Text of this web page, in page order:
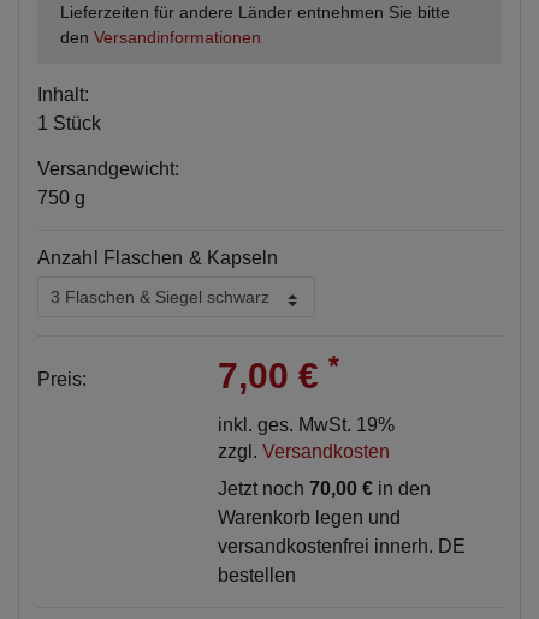
Lieferzeiten für andere Länder entnehmen Sie bitte
den Versandinformationen
Inhalt:
1 Stück
Versandgewicht:
750 g
Anzahl Flaschen & Kapseln
Preis: 7,00 € *
inkl. ges. MwSt. 19%
zzgl. Versandkosten
Jetzt noch 70,00 € in den
Warenkorb legen und
versandkostenfrei innerh. DE
bestellen